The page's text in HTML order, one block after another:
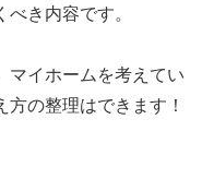
き内容です。
マイホームを考えてい
の整理はできます！